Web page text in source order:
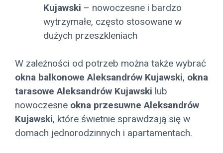
Kujawski – nowoczesne i bardzo
wytrzymałe, często stosowane w
dużych przeszkleniach
W zależności od potrzeb można także wybrać
okna balkonowe Aleksandrów Kujawski, okna
tarasowe Aleksandrów Kujawski lub
nowoczesne okna przesuwne Aleksandrów
Kujawski, które świetnie sprawdzają się w
domach jednorodzinnych i apartamentach.